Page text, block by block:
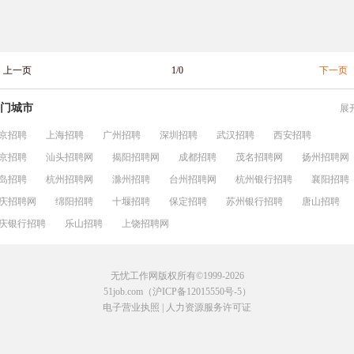
上一页 1/0 下一页
城市 展
招聘 上海招聘 广州招聘 深圳招聘 武汉招聘
西安招聘
招聘
汕头招聘网 揭阳招聘网 成都招聘 茂名招聘网
扬州招聘网
招聘
杭州招聘网 滁州招聘 台州招聘网 杭州银行招聘
襄阳招聘
招聘网
绵阳招聘 十堰招聘 保定招聘 苏州银行招聘
唐山招聘
银行招聘
乐山招聘 上饶招聘网
无忧工作网版权所有©1999-2026
51job.com（沪ICP备12015550号-5）
电子营业执照
人力资源服务许可证